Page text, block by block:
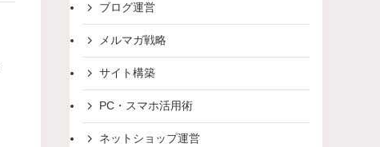
ブログ運営
メルマガ戦略
サイト構築
PC・スマホ活用術
ネットショップ運営